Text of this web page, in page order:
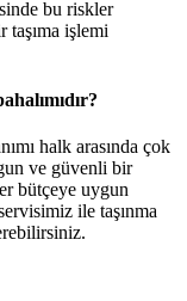
bu riskler
taşıma işlemi
halk arasında çok
ve güvenli bir
bütçeye uygun
ile taşınma